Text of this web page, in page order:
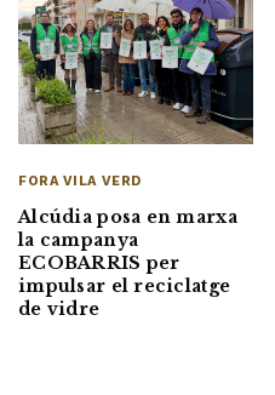
FORA VILA VERD
Alcúdia posa en marxa
la campanya
ECOBARRIS per
impulsar el reciclatge
de vidre